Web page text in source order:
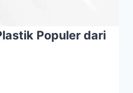
Populer dari